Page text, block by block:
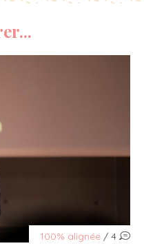
100% alignée / 4